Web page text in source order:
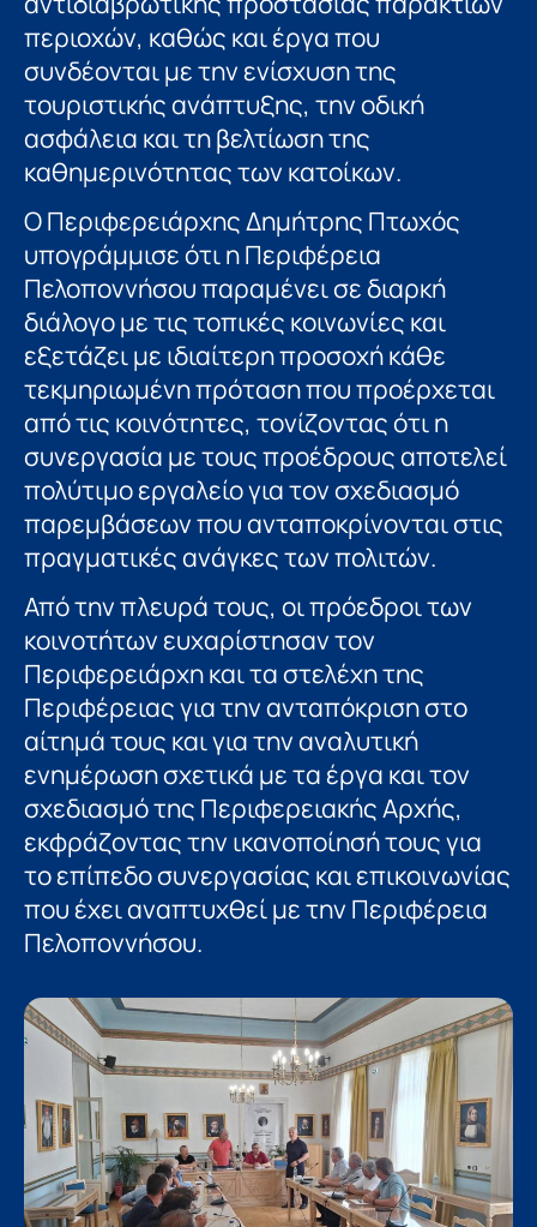
περιοχών, καθώς και έργα που
συνδέονται με την ενίσχυση της
τουριστικής ανάπτυξης, την οδική
ασφάλεια και τη βελτίωση της
καθημερινότητας των κατοίκων.
Ο Περιφερειάρχης Δημήτρης Πτωχός
υπογράμμισε ότι η Περιφέρεια
Πελοποννήσου παραμένει σε διαρκή
διάλογο με τις τοπικές κοινωνίες και
εξετάζει με ιδιαίτερη προσοχή κάθε
τεκμηριωμένη πρόταση που προέρχεται
από τις κοινότητες, τονίζοντας ότι η
συνεργασία με τους προέδρους αποτελεί
πολύτιμο εργαλείο για τον σχεδιασμό
παρεμβάσεων που ανταποκρίνονται στις
πραγματικές ανάγκες των πολιτών.
Από την πλευρά τους, οι πρόεδροι των
κοινοτήτων ευχαρίστησαν τον
Περιφερειάρχη και τα στελέχη της
Περιφέρειας για την ανταπόκριση στο
αίτημά τους και για την αναλυτική
ενημέρωση σχετικά με τα έργα και τον
σχεδιασμό της Περιφερειακής Αρχής,
εκφράζοντας την ικανοποίησή τους για
το επίπεδο συνεργασίας και επικοινωνίας
που έχει αναπτυχθεί με την Περιφέρεια
Πελοποννήσου.